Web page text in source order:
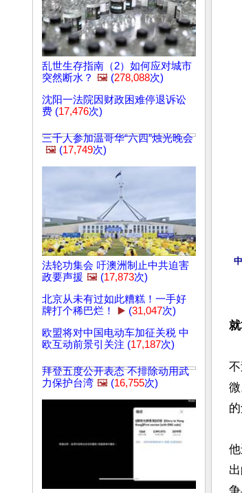
乱世生存指南（2）如何应对城市
突然断水？ 🖼️ (278,088次)
沈阳一法院因财政困难停退诉讼
费 (17,476次)
三千人参加温哥华“六四”烛光晚会
🖼️ (17,749次)
法轮功集会 吁澳洲制止中共迫害
政要声援 🖼️ (17,873次)
北京从未有过如此糟糕！一手好
牌打个稀巴烂！
▶️ (31,047次)
欧盟将对中国电动车加征关税 中
欧互动前景引关注 (17,187次)
拜登五度公开表态 不排除动用武
力保护台湾 🖼️ (16,755次)